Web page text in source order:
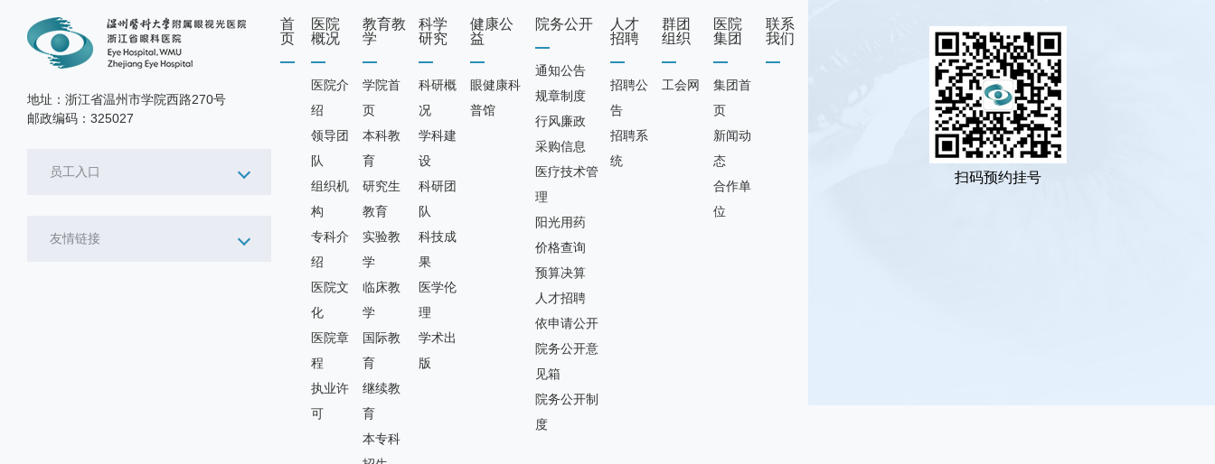
地址：浙江省温州市学院西路270号
邮政编码：325027
员工入口
友情链接
首
页
医院
概况
医院介
绍
领导团
队
组织机
构
专科介
绍
医院文
化
医院章
程
执业许
可
教育教
学
学院首
页
本科教
育
研究生
教育
实验教
学
临床教
学
国际教
育
继续教
育
本专科
科学
研究
科研概
况
学科建
设
科研团
队
科技成
果
医学伦
理
学术出
版
健康公
益
眼健康科
普馆
院务公开
通知公告
规章制度
行风廉政
采购信息
医疗技术管
理
阳光用药
价格查询
预算决算
人才招聘
依申请公开
院务公开意
见箱
院务公开制
度
人才
招聘
招聘公
告
招聘系
统
群团
组织
工会网
医院
集团
集团首
页
新闻动
态
合作单
位
联系
我们
扫码预约挂号